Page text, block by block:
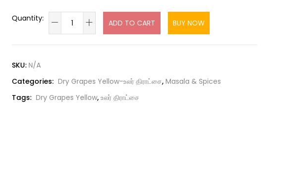
ADD TO CART BUY NOW
SKU: N/A
Categories: Dry Grapes Yellow-உலர் திராட்சை, Masala & Spices
Tags: Dry Grapes Yellow, உலர் திராட்சை